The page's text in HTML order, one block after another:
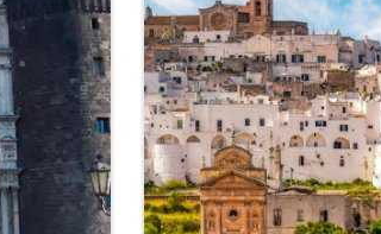
Nessuna Scelta